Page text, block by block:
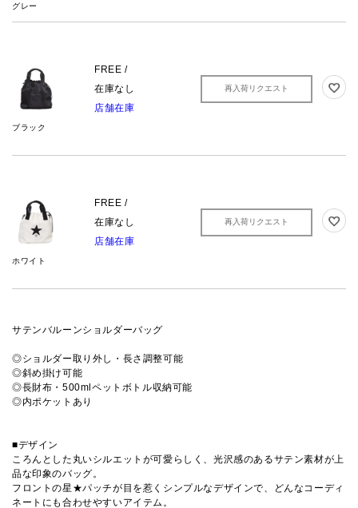
グレー
ブラック
FREE /
在庫なし
店舗在庫
再入荷リクエスト
ホワイト
FREE /
在庫なし
店舗在庫
再入荷リクエスト
サテンバルーンショルダーバッグ
◎ショルダー取り外し・長さ調整可能
◎斜め掛け可能
◎長財布・500mlペットボトル収納可能
◎内ポケットあり
■デザイン
ころんとした丸いシルエットが可愛らしく、光沢感のあるサテン素材が上
品な印象のバッグ。
フロントの星★パッチが目を惹くシンプルなデザインで、どんなコーディ
ネートにも合わせやすいアイテム。